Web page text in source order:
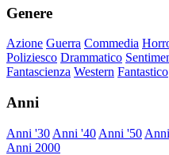
Genere
Azione Guerra Commedia
Poliziesco Drammatico
Fantascienza Western Fantastico
Anni
Anni '30 Anni '40 Anni '50
Anni 2000